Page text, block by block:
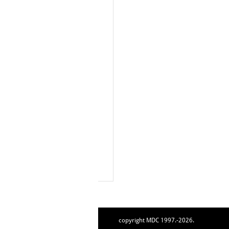
copyright MDC 1997.-2026.